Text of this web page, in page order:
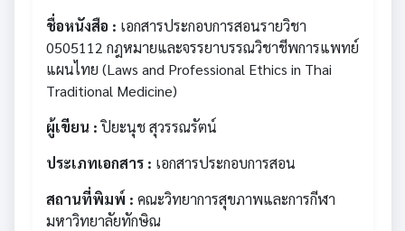
ชื่อหนังสือ : เอกสารประกอบการสอนรายวิชา
0505112 กฎหมายและจรรยาบรรณวิชาชีพการแพทย์
แผนไทย (Laws and Professional Ethics in Thai
Traditional Medicine)
ผู้เขียน :ปิยะนุช สุวรรณรัตน์
ประเภทเอกสาร : เอกสารประกอบการสอน
สถานที่พิมพ์ : คณะวิทยาการสุขภาพและการกีฬา
มหาวิทยาลัยทักษิณ